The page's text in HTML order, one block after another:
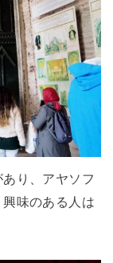
り、アヤソフ
味のある人は